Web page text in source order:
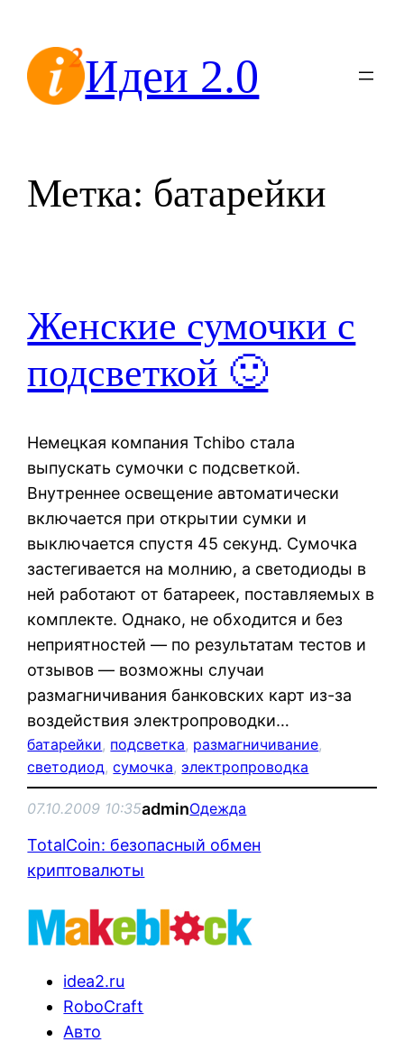
содержимомуИдеи 2.0
Метка: батарейки
Женские сумочки с
подсветкой 🙂
Немецкая компания Tchibo стала
выпускать сумочки с подсветкой.
Внутреннее освещение автоматически
включается при открытии сумки и
выключается спустя 45 секунд. Сумочка
застегивается на молнию, а светодиоды в
ней работают от батареек, поставляемых в
комплекте. Однако, не обходится и без
неприятностей — по результатам тестов и
отзывов — возможны случаи
размагничивания банковских карт из-за
воздействия электропроводки…
батарейки, подсветка, размагничивание
светодиод, сумочка, электропроводка
07.10.2009 10:35adminОдежда
TotalCoin: безопасный обмен
криптовалюты
idea2.ru
RoboCraft
Авто